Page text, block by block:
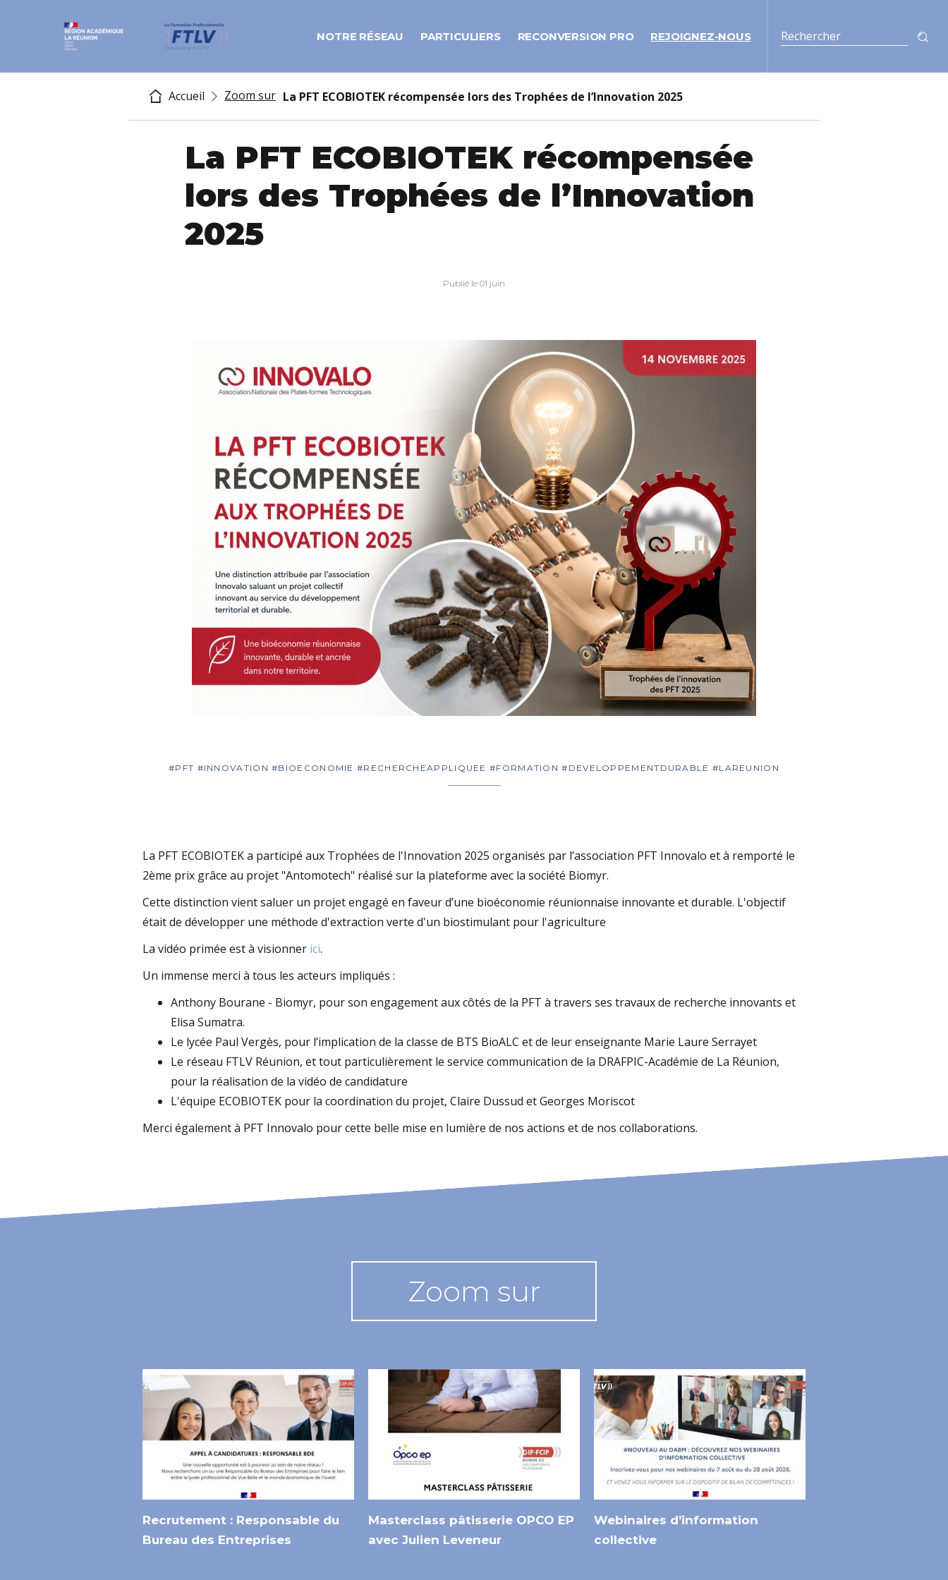
NOTRE RÉSEAU PARTICULIERS RECONVERSION PRO REJOIGNEZ-NOUS
Accueil Zoom sur La PFT ECOBIOTEK récompensée lors des Trophées de l’Innovation 2025
La PFT ECOBIOTEK récompensée
lors des Trophées de l’Innovation
2025
Publié le 01 juin
#PFT #INNOVATION #BIOECONOMIE #RECHERCHEAPPLIQUEE #FORMATION #DEVELOPPEMENTDURABLE #LAREUNION
La PFT ECOBIOTEK a participé aux Trophées de l'Innovation 2025 organisés par l’association PFT Innovalo et à remporté le
2ème prix grâce au projet "Antomotech" réalisé sur la plateforme avec la société Biomyr.
Cette distinction vient saluer un projet engagé en faveur d’une bioéconomie réunionnaise innovante et durable. L'objectif
était de développer une méthode d'extraction verte d'un biostimulant pour l'agriculture
La vidéo primée est à visionner ici.
Un immense merci à tous les acteurs impliqués :
Anthony Bourane - Biomyr, pour son engagement aux côtés de la PFT à travers ses travaux de recherche innovants et
Elisa Sumatra.
Le lycée Paul Vergès, pour l’implication de la classe de BTS BioALC et de leur enseignante Marie Laure Serrayet
Le réseau FTLV Réunion, et tout particulièrement le service communication de la DRAFPIC-Académie de La Réunion,
pour la réalisation de la vidéo de candidature
L'équipe ECOBIOTEK pour la coordination du projet, Claire Dussud et Georges Moriscot
Merci également à PFT Innovalo pour cette belle mise en lumière de nos actions et de nos collaborations.
Zoom sur
Recrutement : Responsable du
Bureau des Entreprises
Masterclass pâtisserie OPCO EP
avec Julien Leveneur
Webinaires d’information
collective